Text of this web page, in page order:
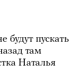
будут пускать
там
Наталья